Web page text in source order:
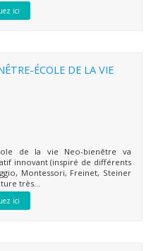
ici
ÉCOLE DE LA VIE
de la vie Neo-bienêtre va
innovant (inspiré de différents
Montessori, Freinet, Steiner
très...
ici